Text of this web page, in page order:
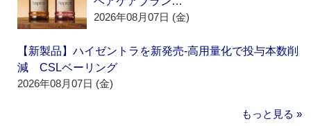
2026年08月07日 (金)
【新製品】ハイゼントラを新発売‐高用量化で投与本数削
減 CSLベーリング
2026年08月07日 (金)
もっと見る »